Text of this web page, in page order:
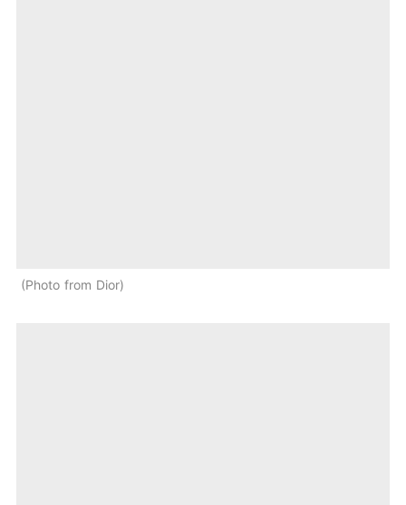
Photo from Dior